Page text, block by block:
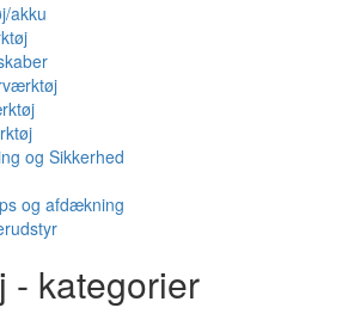
akku
og Sikkerhed
og afdækning
kategorier